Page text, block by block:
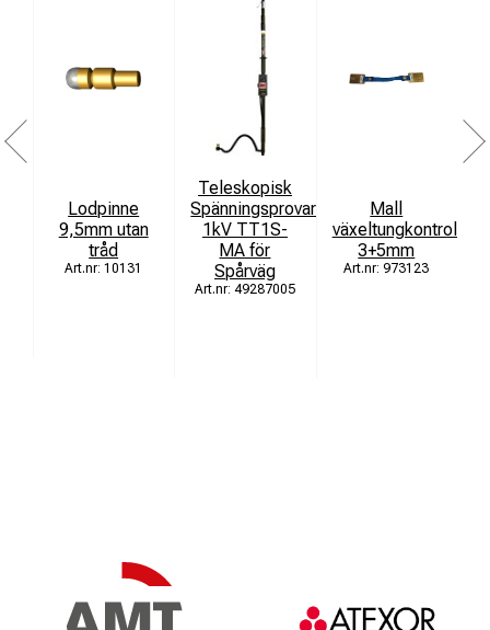
Lodpinne
9,5mm utan
tråd
10131
Teleskopisk
Spänningsprovare
1kV TT1S-
MA för
Spårväg
49287005
Mall
växeltungkontroll
3+5mm
973123